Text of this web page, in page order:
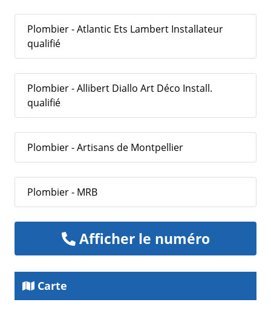
Plombier - Atlantic Ets Lambert Installateur
qualifié
Plombier - Allibert Diallo Art Déco Install.
qualifié
Plombier - Artisans de Montpellier
Plombier - MRB
Afficher le numéro
Carte